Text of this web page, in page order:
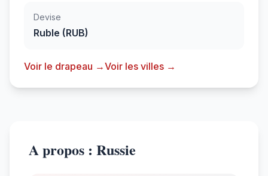
Devise
Ruble (RUB)
Voir le drapeau →Voir les villes →
A propos : Russie